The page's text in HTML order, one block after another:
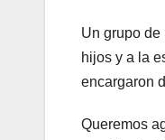
Un grupo
hijos y a la
encargaron
Queremos